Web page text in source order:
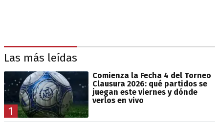
Las más leídas
1
Comienza la Fecha 4 del Torneo
Clausura 2026: qué partidos se
juegan este viernes y dónde
verlos en vivo